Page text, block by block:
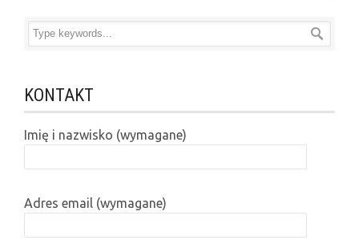
KONTAKT
Imię i nazwisko (wymagane)
Adres email (wymagane)